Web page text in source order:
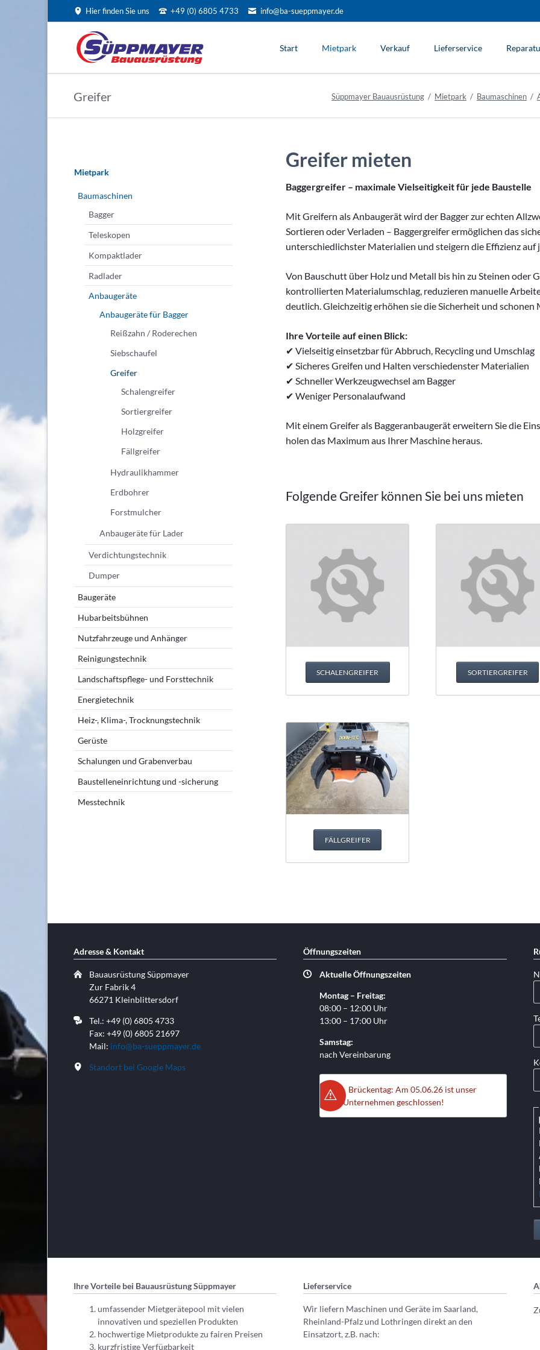
Hier finden Sie uns +49 (0) 6805 4733 info@ba-sueppmayer.de
Start Mietpark
Bagger
Teleskopen
Radlader
Anbaugeräte für Bagger
Siebschaufel
Greifer
Holzgreifer
Hydraulikhammer
Forstmulcher
Anbaugeräte für Lader
Dumper
Verkauf Lieferservice
Greifer Süppmayer Bauausrüstung Mietpark Baumaschinen
Greifer mieten
Baggergreifer – maximale Vielseitigkeit für jede Baustelle
Mit Greifern als Anbaugerät wird der Bagger zur echten
Sortieren oder Verladen – Baggergreifer ermöglichen das
unterschiedlichster Materialien und steigern die Effizienz auf
Von Bauschutt über Holz und Metall bis hin zu Steinen oder
kontrollierten Materialumschlag, reduzieren manuelle
deutlich. Gleichzeitig erhöhen sie die Sicherheit und schonen
Ihre Vorteile auf einen Blick:
✔ Vielseitig einsetzbar für Abbruch, Recycling und Umschlag
✔ Sicheres Greifen und Halten verschiedenster Materialien
✔ Schneller Werkzeugwechsel am Bagger
✔ Weniger Personalaufwand
Mit einem Greifer als Baggeranbaugerät erweitern Sie die
holen das Maximum aus Ihrer Maschine heraus.
Folgende Greifer können Sie bei uns mieten
SCHALENGREIFER SORTIERGREIFER
FÄLLGREIFER
überspringen
Mietpark
Baumaschinen
Bagger
Teleskopen
Kompaktlader
Radlader
Anbaugeräte
Anbaugeräte für Bagger
Reißzahn / Roderechen
Siebschaufel
Greifer
Schalengreifer
Sortiergreifer
Holzgreifer
Fällgreifer
Hydraulikhammer
Erdbohrer
Forstmulcher
Anbaugeräte für Lader
Verdichtungstechnik
Dumper
Baugeräte
Hubarbeitsbühnen
Nutzfahrzeuge und Anhänger
Reinigungstechnik
Landschaftspflege- und Forsttechnik
Energietechnik
Heiz-, Klima-, Trocknungstechnik
Gerüste
Schalungen und Grabenverbau
Baustelleneinrichtung und -sicherung
Messtechnik
Adresse & Kontakt
Bauausrüstung Süppmayer
Zur Fabrik 4
66271 Kleinblittersdorf
Tel.: +49 (0) 6805 4733
Fax: +49 (0) 6805 21697
Mail: info@ba-sueppmayer.de
Standort bei Google Maps
Öffnungszeiten
Aktuelle Öffnungszeiten
Montag – Freitag:
08:00 – 12:00 Uhr
13:00 – 17:00 Uhr
Samstag:
nach Vereinbarung
Brückentag: Am 05.06.26 ist unser
Unternehmen geschlossen!
Ihre Vorteile bei Bauausrüstung Süppmayer
umfassender Mietgerätepool mit vielen
innovativen und speziellen Produkten
hochwertige Mietprodukte zu fairen Preisen
kurzfristige Verfügbarkeit
Lieferservice
Wir liefern Maschinen und Geräte im Saarland,
Rheinland-Pfalz und Lothringen direkt an den
Einsatzort, z.B. nach: